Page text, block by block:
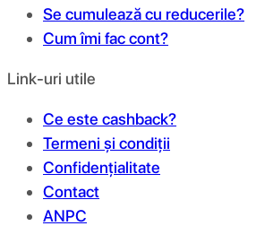
Se cumulează cu reducerile?
Cum îmi fac cont?
Link-uri utile
Ce este cashback?
Termeni și condiții
Confidențialitate
Contact
ANPC